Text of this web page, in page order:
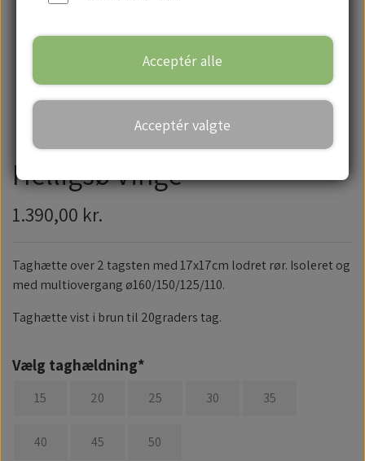
Handelsbetingelser
Helligsø Vinge
1.390,00 kr.
Taghætte over 2 tagsten med 17x17cm lodret rør. Isoleret og
med multiovergang ø160/150/125/110.
Taghætte vist i brun til 20graders tag.
Vælg taghældning*
15 20 25 30 35
40 45 50
Acceptér alle
Acceptér valgte